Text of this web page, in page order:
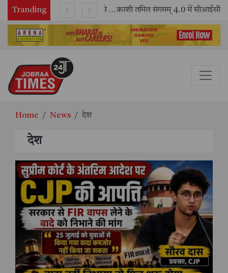
Tranding काशी तमिल संगमम् 4.0 में सीआईसीटी का स्टॉल बना तमिल भाषा और संस्कृति का केंद्र, ‘तमिल करकलाम’ से सीखना हुआ सरल
Home News देश
देश